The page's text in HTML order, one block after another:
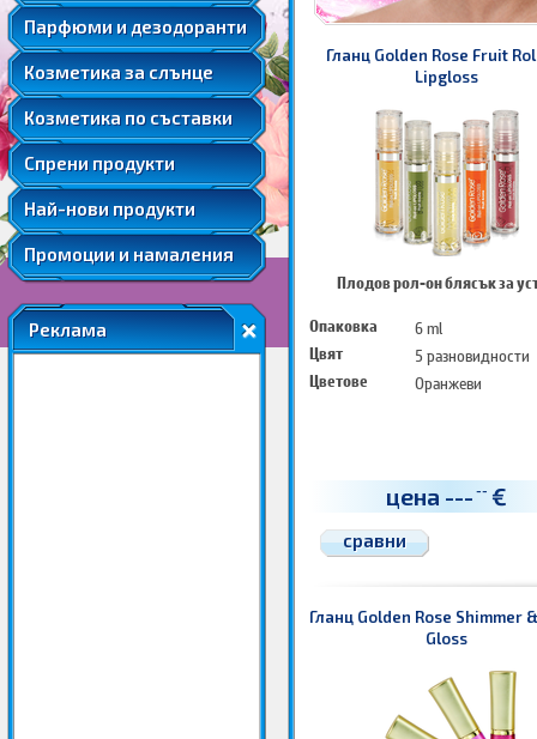
Парфюми и дезодоранти
Подаръчни комплекти парфюми
Козметика за слънце
Слънцезащитна козметика за коса
Соларна козметика
Козметика по съставки
Мента
Розова вода
Розово масло
Ший
Спрени продукти
Козметика за след слънце
Автобронзанти
Слънцезащитна козметика за лице
Слънцезащитна козметика за коса
Соларна козметика
Най-нови продукти
Промоции и намаления
Реклама
Гланц Golden Rose Fruit
Lipgloss
Плодов рол-он блясък за
Опаковка
6 ml
Цвят
5 разновидности
Цветове
Оранжеви
цена --- -- €
сравни
Гланц Golden Rose Shimmer
Gloss